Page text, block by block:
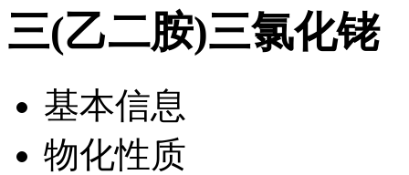
三(乙二胺)三氯化铑
基本信息
物化性质